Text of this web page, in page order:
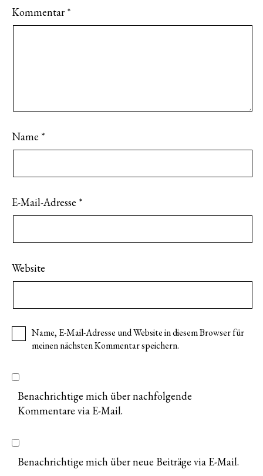
Kommentar *
Name *
E-Mail-Adresse *
Website
Name, E-Mail-Adresse und Website in diesem Browser für
meinen nächsten Kommentar speichern.
Benachrichtige mich über nachfolgende
Kommentare via E-Mail.
Benachrichtige mich über neue Beiträge via E-Mail.